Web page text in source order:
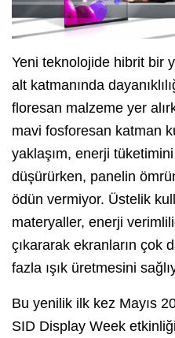
Yeni teknolojide hibrit bir
alt katmanında
floresan malzeme yer
mavi fosforesan katman
yaklaşım, enerji
düşürürken, panelin
ödün vermiyor. Üstelik
materyaller, enerji
çıkararak ekranların çok
fazla ışık üretmesini
Bu yenilik ilk kez Mayıs
SID Display Week